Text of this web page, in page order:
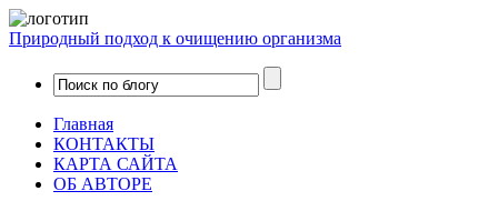
Природный подход к очищению организма
Главная
КОНТАКТЫ
КАРТА САЙТА
ОБ АВТОРЕ